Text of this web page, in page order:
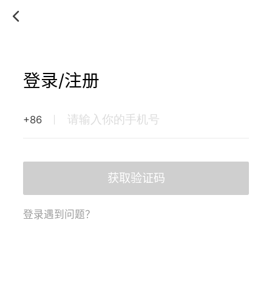
登录/注册
+86
获取验证码
登录遇到问题？